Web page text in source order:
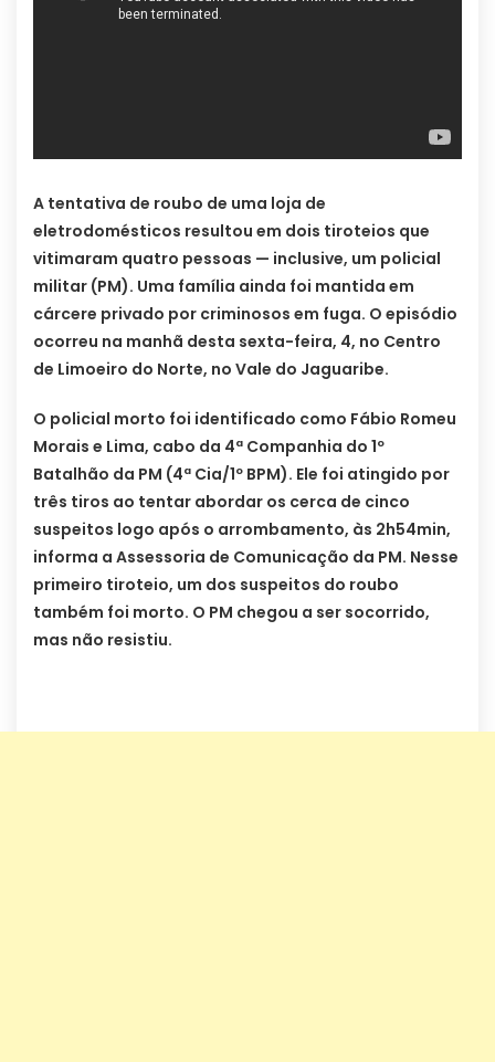
A tentativa de roubo de uma loja de
eletrodomésticos resultou em dois tiroteios que
vitimaram quatro pessoas — inclusive, um policial
militar (PM). Uma família ainda foi mantida em
cárcere privado por criminosos em fuga. O episódio
ocorreu na manhã desta sexta-feira, 4, no Centro
de Limoeiro do Norte, no Vale do Jaguaribe.
O policial morto foi identificado como Fábio Romeu
Morais e Lima, cabo da 4ª Companhia do 1º
Batalhão da PM (4ª Cia/1º BPM). Ele foi atingido por
três tiros ao tentar abordar os cerca de cinco
suspeitos logo após o arrombamento, às 2h54min,
informa a Assessoria de Comunicação da PM. Nesse
primeiro tiroteio, um dos suspeitos do roubo
também foi morto. O PM chegou a ser socorrido,
mas não resistiu.